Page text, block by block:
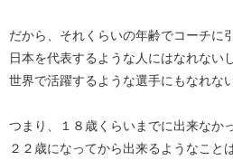
だから、それくらいの年齢でコーチに
日本を代表するような人にはなれない
世界で活躍するような選手にもなれない
つまり、１８歳くらいまでに出来なか
２２歳になってから出来るようなこと